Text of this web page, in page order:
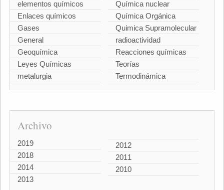
elementos químicos
Enlaces químicos
Gases
General
Geoquímica
Leyes Químicas
metalurgia
Química nuclear
Química Orgánica
Quimica Supramolecular
radioactividad
Reacciones químicas
Teorías
Termodinámica
Archivo
2019
2018
2014
2013
2012
2011
2010